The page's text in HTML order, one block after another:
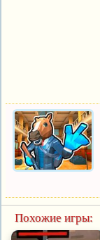
Похожие игры: